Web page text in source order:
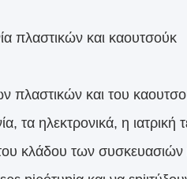
πλαστικών και καουτσούκ
πλαστικών και του
τα ηλεκτρονικά, η ιατρική
κλάδου των συσκευασιών